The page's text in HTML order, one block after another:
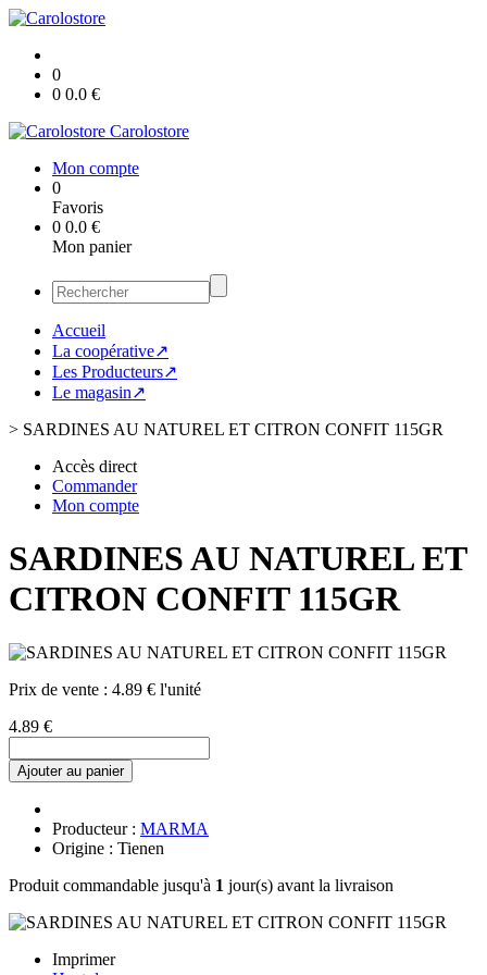
0
0 0.0 €
Carolostore
Mon compte
0
Favoris
0 0.0 €
Mon panier
Accueil
La coopérative↗
Les Producteurs↗
Le magasin↗
> SARDINES AU NATUREL ET CITRON CONFIT 115GR
Accès direct
Commander
Mon compte
SARDINES AU NATUREL ET
CITRON CONFIT 115GR
Prix de vente : 4.89 € l'unité
4.89 €
Ajouter au panier
Producteur : MARMA
Origine : Tienen
Produit commandable jusqu'à 1 jour(s) avant la livraison
Imprimer